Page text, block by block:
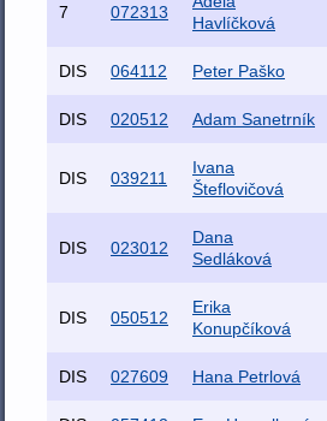
7 072313
Havlíčková
DIS 064112 Peter Paško
DIS 020512 Adam Sanetrník
DIS 039211
Ivana
Šteflovičová
DIS 023012
Dana
Sedláková
DIS 050512
Erika
Konupčíková
DIS 027609 Hana Petrlová